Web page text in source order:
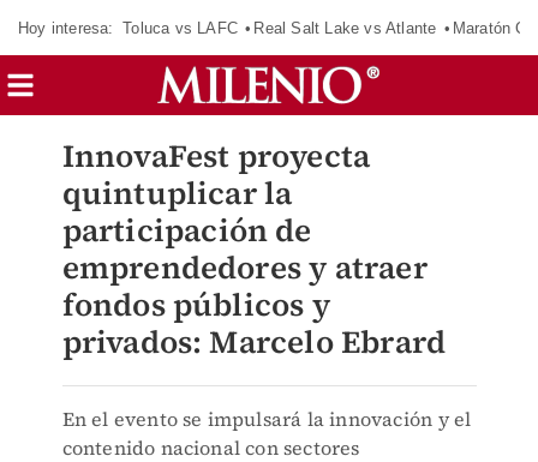
Hoy interesa: Toluca vs LAFC Real Salt Lake vs Atlante Maratón
InnovaFest proyecta
quintuplicar la
participación de
emprendedores y atraer
fondos públicos y
privados: Marcelo Ebrard
En el evento se impulsará la innovación y el
contenido nacional con sectores